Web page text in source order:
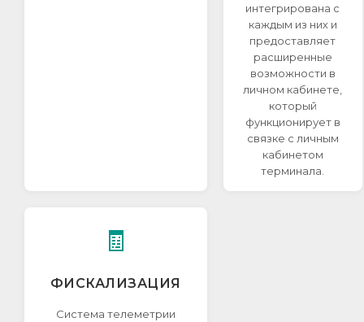
интегрирована с
каждым из них и
предоставляет
расширенные
возможности в
личном кабинете,
который
функционирует в
связке с личным
кабинетом
терминала.
🧾
ФИСКАЛИЗАЦИЯ
Система телеметрии